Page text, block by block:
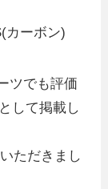
カーボン)
ツでも評価
して掲載し
ただきまし